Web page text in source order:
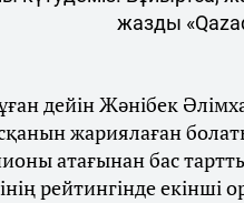
жазды
дейін Жәнібек
жариялаған
атағынан бас
рейтингінде екінші